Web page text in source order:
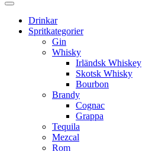
Drinkar
Spritkategorier
Gin
Whisky
Irländsk Whiskey
Skotsk Whisky
Bourbon
Brandy
Cognac
Grappa
Tequila
Mezcal
Rom